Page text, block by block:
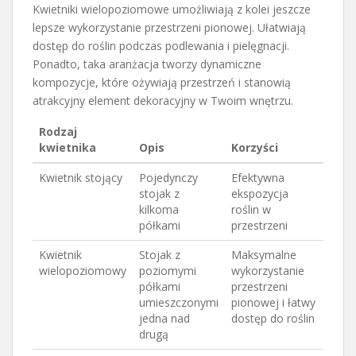
Kwietniki wielopoziomowe umożliwiają z kolei jeszcze
lepsze wykorzystanie przestrzeni pionowej. Ułatwiają
dostęp do roślin podczas podlewania i pielęgnacji.
Ponadto, taka aranżacja tworzy dynamiczne
kompozycje, które ożywiają przestrzeń i stanowią
atrakcyjny element dekoracyjny w Twoim wnętrzu.
Rodzaj
kwietnika
Opis
Korzyści
Kwietnik stojący
Pojedynczy
stojak z
kilkoma
półkami
Efektywna
ekspozycja
roślin w
przestrzeni
Kwietnik
wielopoziomowy
Stojak z
poziomymi
półkami
umieszczonymi
jedna nad
drugą
Maksymalne
wykorzystanie
przestrzeni
pionowej i łatwy
dostęp do roślin